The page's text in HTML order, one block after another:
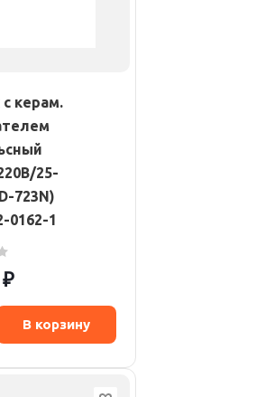
керам.
25-
723N)
0162-1
₽
В корзину